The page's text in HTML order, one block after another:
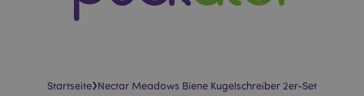
Startseite›Nectar Meadows Biene Kugelschreiber 2er-Set